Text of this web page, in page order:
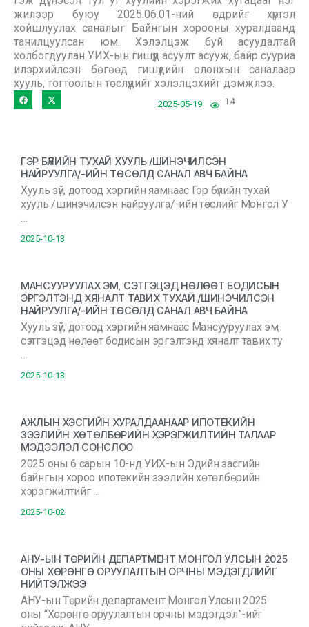
жилээр буюу 2025.06.01-ний өдрийг хүртэл
хойшлуулах саналыг Байнгын хорооны хуралдаанд
танилцуулсан юм. Хэлэлцэж буй асуудалтай
холбогдуулан УИХ-ын гишүүд асуулт асууж, байр сууриа
илэрхийлсэн бөгөөд гишүүдийн олонхын саналаар
хууль, тогтоолын төслүүдийг хэлэлцэхийг дэмжлээ.
2025-05-19 14
ГЭР БҮЛИЙН ТУХАЙ ХУУЛЬ /ШИНЭЧИЛСЭН
НАЙРУУЛГА/-ИЙН ТӨСӨЛД САНАЛ АВЧ БАЙНА
Хууль зүй, дотоод хэргийн яамнаас Гэр бүлийн тухай
хууль /шинэчилсэн найруулга/-ийн төслийг Монгол У
…
2025-10-13
МАНСУУРУУЛАХ ЭМ, СЭТГЭЦЭД НӨЛӨӨТ БОДИСЫН
ЭРГЭЛТЭНД ХЯНАЛТ ТАВИХ ТУХАЙ /ШИНЭЧИЛСЭН
НАЙРУУЛГА/-ИЙН ТӨСӨЛД САНАЛ АВЧ БАЙНА
Хууль зүй, дотоод хэргийн яамнаас Мансууруулах эм,
сэтгэцэд нөлөөт бодисын эргэлтэнд хяналт тавих ту
…
2025-10-13
АЖЛЫН ХЭСГИЙН ХУРАЛДААНААР ИПОТЕКИЙН
ЗЭЭЛИЙН ХӨТӨЛБӨРИЙН ХЭРЭГЖИЛТИЙН ТАЛААР
МЭДЭЭЛЭЛ СОНСЛОО
2025 оны 6 сарын 10-нд УИХ-ын Эдийн засгийн
байнгын хороо ипотекийн зээлийн хөтөлбөрийн
хэрэгжилтийг …
2025-10-02
АНУ-ЫН ТӨРИЙН ДЕПАРТМЕНТ МОНГОЛ УЛСЫН 2025
ОНЫ ХӨРӨНГӨ ОРУУЛАЛТЫН ОРЧНЫ МЭДЭГДЛИЙГ
НИЙТЭЛЖЭЭ
АНУ-ын Төрийн департамент Монгол Улсын 2025
оны “Хөрөнгө оруулалтын орчны мэдэгдэл”-ийг